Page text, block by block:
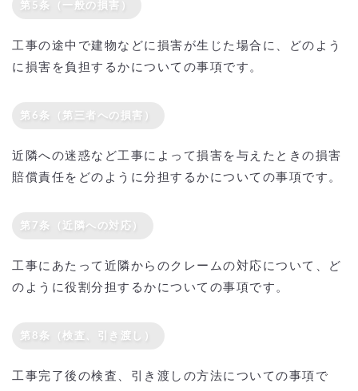
第5条（一般の損害）
工事の途中で建物などに損害が生じた場合に、どのよう
に損害を負担するかについての事項です。
第6条（第三者への損害）
近隣への迷惑など工事によって損害を与えたときの損害
賠償責任をどのように分担するかについての事項です。
第7条（近隣への対応）
工事にあたって近隣からのクレームの対応について、ど
のように役割分担するかについての事項です。
第8条（検査、引き渡し）
工事完了後の検査、引き渡しの方法についての事項で